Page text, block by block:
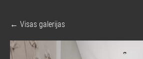
Visas galerijas